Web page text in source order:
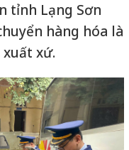
tỉnh Lạng Sơn
hàng hóa là
xứ.